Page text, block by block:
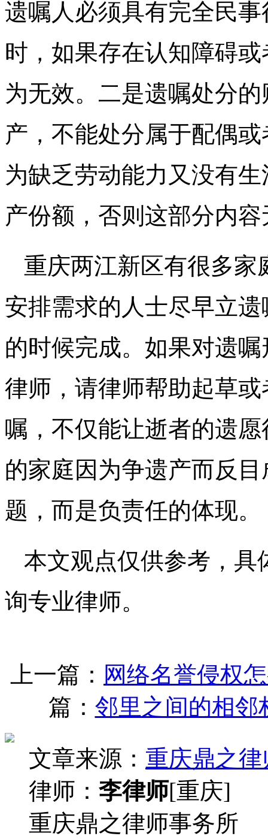
遗嘱人必须具有完全民
时，如果存在认知障碍
为无效。二是遗嘱处分
产，不能处分属于配偶
为缺乏劳动能力又没有
产份额，否则这部分内
重庆两江新区有很多家
安排需求的人士尽早立
的时候完成。如果对遗
律师，请律师帮助起草
嘱，不仅能让逝者的遗
的家庭因为争遗产而反
题，而是负责任的体现。
本文观点仅供参考，具
询专业律师。
上一篇： 网络名誉侵权
篇： 邻里之间的相邻
文章来源： 重庆鼎之
律师： 李律师[重庆]
重庆鼎之律师事务所